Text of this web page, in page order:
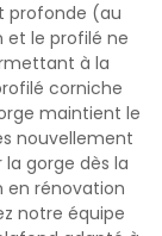
profonde (au
et le profilé ne
à la
corniche
maintient le
nouvellement
gorge dès la
rénovation
notre équipe